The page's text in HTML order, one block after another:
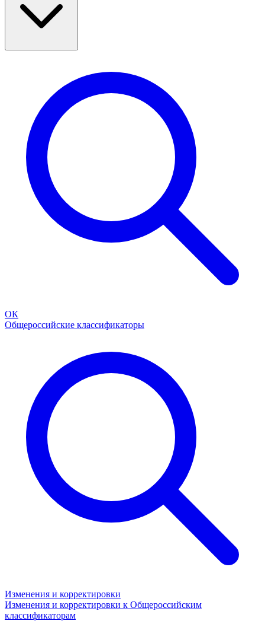
ОК
Общероссийские классификаторы
Изменения и корректировки
Изменения и корректировки к Общероссийским
классификаторам